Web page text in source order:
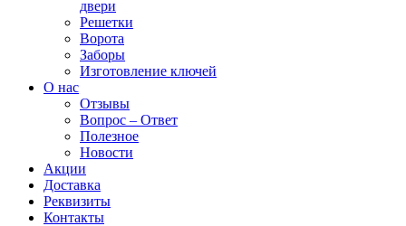
двери
Решетки
Ворота
Заборы
Изготовление ключей
О нас
Отзывы
Вопрос – Ответ
Полезное
Новости
Акции
Доставка
Реквизиты
Контакты